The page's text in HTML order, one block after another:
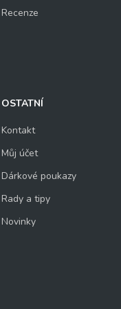
Recenze
OSTATNÍ
Kontakt
Můj účet
Dárkové poukazy
Rady a tipy
Novinky